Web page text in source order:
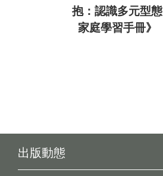
抱：認識多元型態
家庭學習手冊》
出版動態